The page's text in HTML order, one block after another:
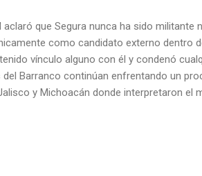
aclaró que Segura nunca ha sido militante
como candidato externo dentro
vínculo alguno con él y condenó
Barranco continúan enfrentando un
y Michoacán donde interpretaron el